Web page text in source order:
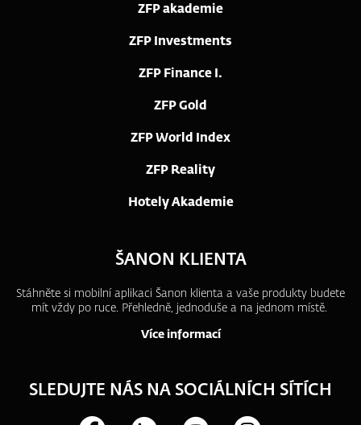
ZFP akademie
ZFP Investments
ZFP Finance I.
ZFP Gold
ZFP World Index
ZFP Reality
Hotely Akademie
ŠANON KLIENTA
Stáhněte si mobilní aplikaci Šanon klienta a vaše produkty budete
mít vždy po ruce. Přehledně, jednoduše a na jednom místě.
Více informací
SLEDUJTE NÁS NA SOCIÁLNÍCH SÍTÍCH